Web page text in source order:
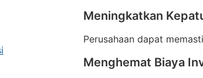
Meningkatkan
Perusahaan dapat
Menghemat Biaya